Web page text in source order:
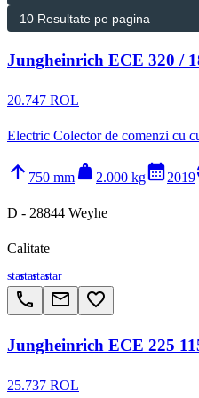
Jungheinrich ECE 320 /
20.747 ROL
Electric Colector de comenzi cu
arrow_upward 750 mm weight 2.000 kgcalendar_month2019
D - 28844 Weyhe
Calitate
starstarstarstar
call email favorite_border
Jungheinrich ECE 225
25.737 ROL